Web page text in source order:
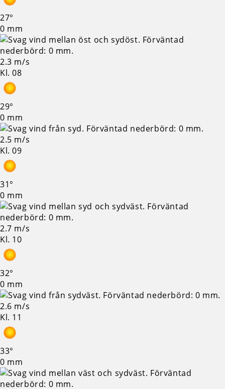
27°
0 mm
2.3 m/s
Kl. 08
29°
0 mm
2.5 m/s
Kl. 09
31°
0 mm
2.7 m/s
Kl. 10
32°
0 mm
2.6 m/s
Kl. 11
33°
0 mm